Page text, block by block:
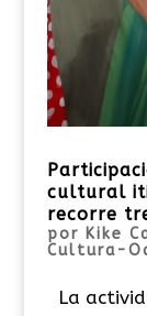
cultural
recorre
por Kike
Cultura-
La